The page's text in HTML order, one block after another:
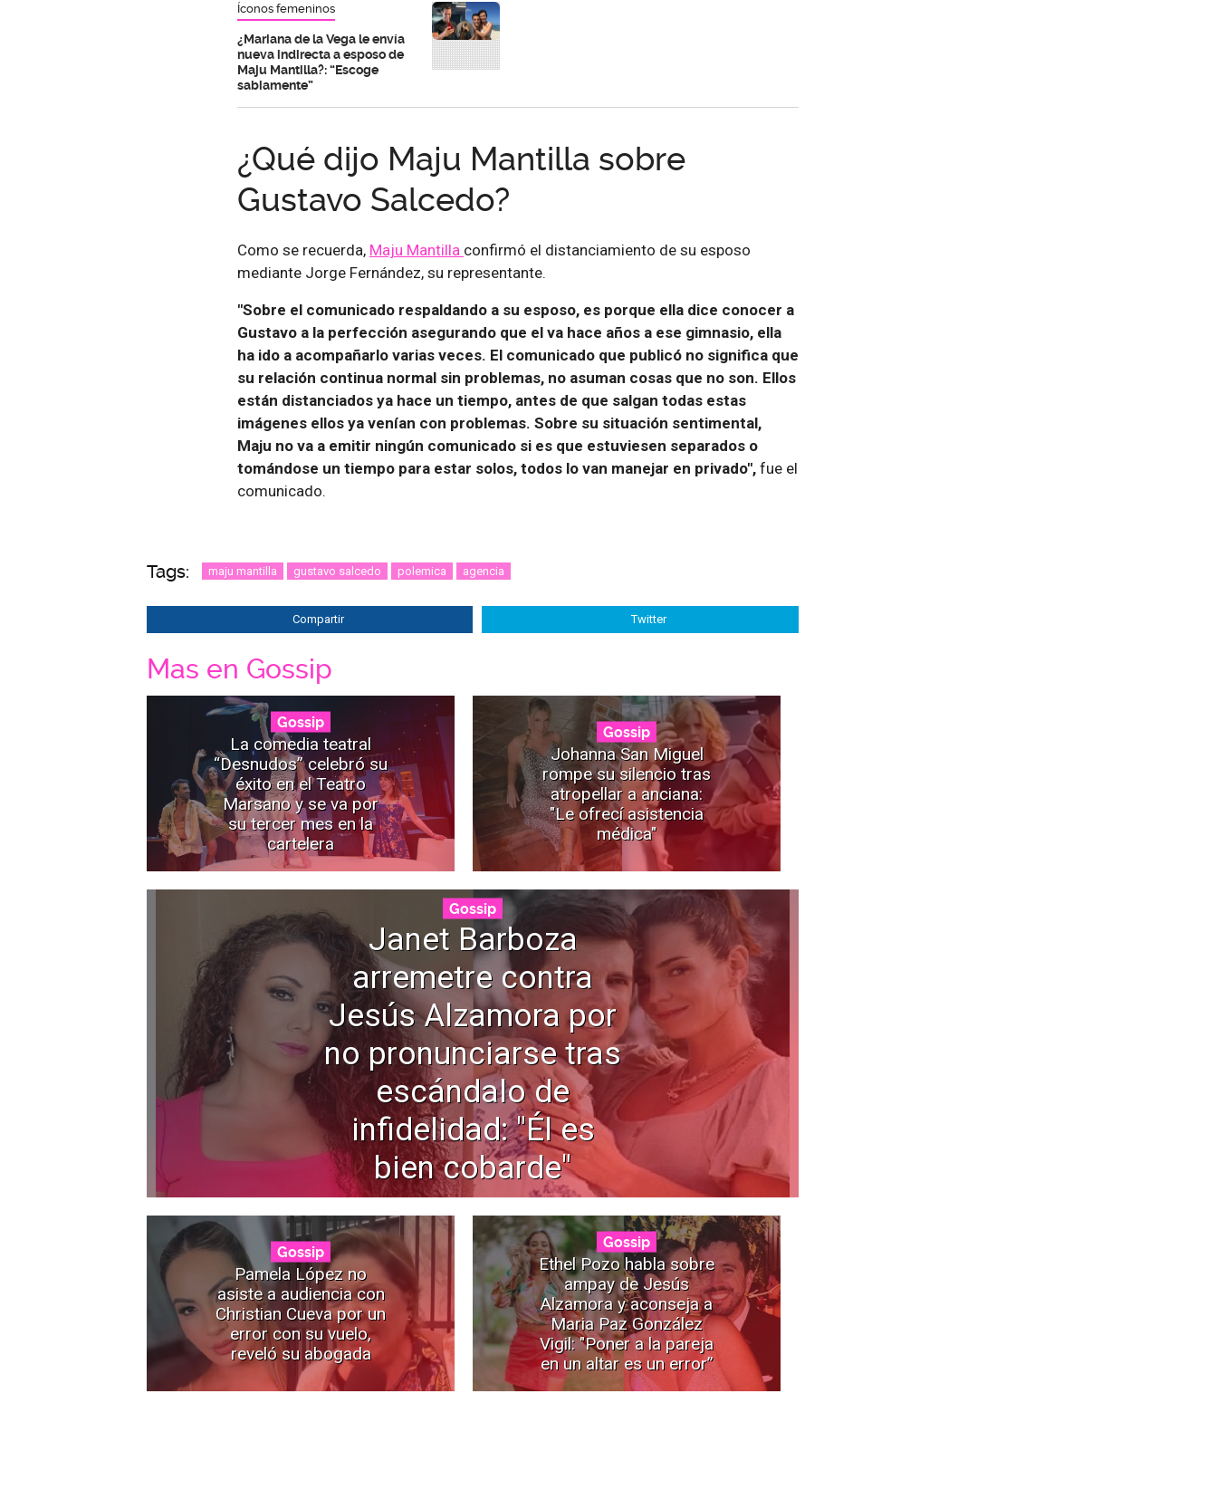
Íconos femeninos
¿Mariana de la Vega le envía
nueva indirecta a esposo de
Maju Mantilla?: “Escoge
sabiamente”
¿Qué dijo Maju Mantilla sobre
Gustavo Salcedo?
Como se recuerda, Maju Mantilla confirmó el distanciamiento de su esposo
mediante Jorge Fernández, su representante.
"Sobre el comunicado respaldando a su esposo, es porque ella dice conocer a
Gustavo a la perfección asegurando que el va hace años a ese gimnasio, ella
ha ido a acompañarlo varias veces. El comunicado que publicó no significa que
su relación continua normal sin problemas, no asuman cosas que no son. Ellos
están distanciados ya hace un tiempo, antes de que salgan todas estas
imágenes ellos ya venían con problemas. Sobre su situación sentimental,
Maju no va a emitir ningún comunicado si es que estuviesen separados o
tomándose un tiempo para estar solos, todos lo van manejar en privado", fue el
comunicado.
Tags: maju mantilla gustavo salcedo polemica agencia
Compartir Twitter
Mas en Gossip
Gossip
La comedia teatral
“Desnudos” celebró su
éxito en el Teatro
Marsano y se va por
su tercer mes en la
cartelera
Gossip
Johanna San Miguel
rompe su silencio tras
atropellar a anciana:
"Le ofrecí asistencia
médica"
Gossip
Janet Barboza
arremetre contra
Jesús Alzamora por
no pronunciarse tras
escándalo de
infidelidad: "Él es
bien cobarde"
Gossip
Pamela López no
asiste a audiencia con
Christian Cueva por un
error con su vuelo,
reveló su abogada
Gossip
Ethel Pozo habla sobre
ampay de Jesús
Alzamora y aconseja a
Maria Paz González
Vigil: "Poner a la pareja
en un altar es un error”